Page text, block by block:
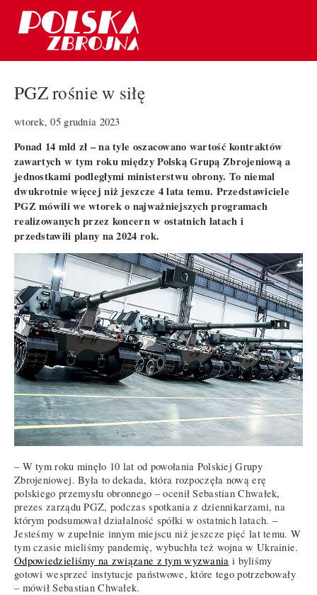
PGZ rośnie w siłę
wtorek, 05 grudnia 2023
Ponad 14 mld zł – na tyle oszacowano wartość kontraktów
zawartych w tym roku między Polską Grupą Zbrojeniową a
jednostkami podległymi ministerstwu obrony. To niemal
dwukrotnie więcej niż jeszcze 4 lata temu. Przedstawiciele
PGZ mówili we wtorek o najważniejszych programach
realizowanych przez koncern w ostatnich latach i
przedstawili plany na 2024 rok.
– W tym roku minęło 10 lat od powołania Polskiej Grupy
Zbrojeniowej. Była to dekada, która rozpoczęła nową erę
polskiego przemysłu obronnego – ocenił Sebastian Chwałek,
prezes zarządu PGZ, podczas spotkania z dziennikarzami, na
którym podsumował działalność spółki w ostatnich latach. –
Jesteśmy w zupełnie innym miejscu niż jeszcze pięć lat temu. W
tym czasie mieliśmy pandemię, wybuchła też wojna w Ukrainie.
Odpowiedzieliśmy na związane z tym wyzwania i byliśmy
gotowi wesprzeć instytucje państwowe, które tego potrzebowały
– mówił Sebastian Chwałek.